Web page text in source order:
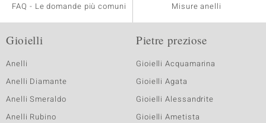
FAQ - Le domande più comuni
Misure anelli
Gioielli
Anelli
Anelli Diamante
Anelli Smeraldo
Anelli Rubino
Pietre preziose
Gioielli Acquamarina
Gioielli Agata
Gioielli Alessandrite
Gioielli Ametista